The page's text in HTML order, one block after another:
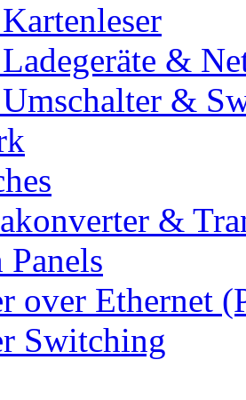
&
&
&
Panels
over Ethernet
Switching